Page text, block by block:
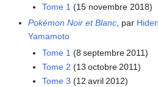
Tome 1 (15 novembre 2018)
Pokémon Noir et Blanc, par
Yamamoto
Tome 1 (8 septembre 2011)
Tome 2 (13 octobre 2011)
Tome 3 (12 avril 2012)